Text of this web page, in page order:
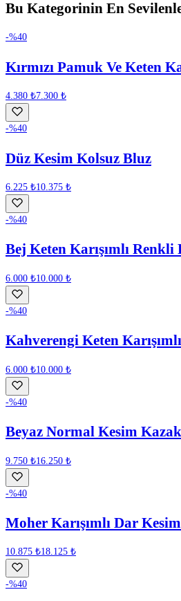
Bu Kategorinin En
-%40
Kırmızı Pamuk Ve Keten
4.380 ₺7.300 ₺
-%40
Düz Kesim Kolsuz Bluz
6.225 ₺10.375 ₺
-%40
Bej Keten Karışımlı
6.000 ₺10.000 ₺
-%40
Kahverengi Keten
6.000 ₺10.000 ₺
-%40
Beyaz Normal Kesim Kazak
9.750 ₺16.250 ₺
-%40
Moher Karışımlı Dar
10.875 ₺18.125 ₺
-%40